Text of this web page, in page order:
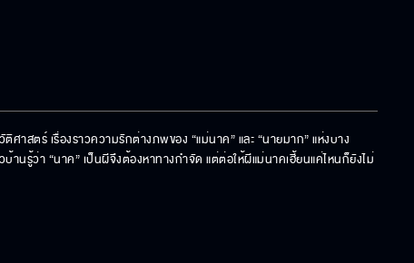
าสตร์ เรื่องราวความรักต่างภพของ “แม่นาค” และ “นายมาก” แห่งบาง
นรู้ว่า “นาค” เป็นผีจึงต้องหาทางกําจัด แต่ต่อให้ผีแม่นาคเฮี้ยนแค่ไหนก็ยังไม่